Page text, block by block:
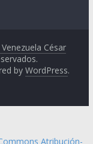
César
byWordPress.
Atribución-